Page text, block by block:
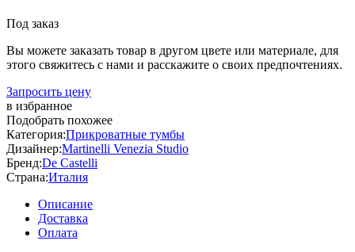
Под заказ
Вы можете заказать товар в другом цвете или материале, для
этого свяжитесь с нами и расскажите о своих предпочтениях.
Запросить цену
в избранное
Подобрать похожее
Категория:Прикроватные тумбы
Дизайнер:Martinelli Venezia Studio
Бренд:De Castelli
Страна:Италия
Описание
Доставка
Оплата